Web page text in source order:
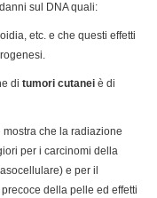
sul DNA quali:
etc. e che questi effetti
di tumori cutanei è di
mostra che la radiazione
per i carcinomi della
e per il
della pelle ed effetti